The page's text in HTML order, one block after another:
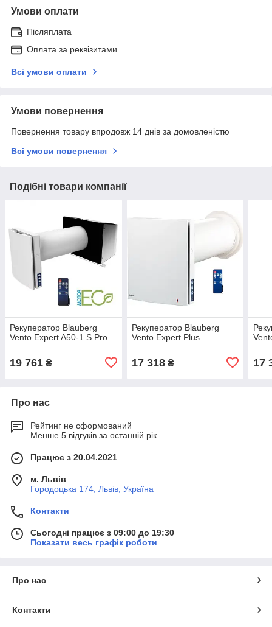
Умови оплати
Післяплата
Оплата за реквізитами
Всі умови оплати
Умови повернення
Повернення товару впродовж 14 днів за домовленістю
Всі умови повернення
Подібні товари компанії
Рекуператор Blauberg
Vento Expert A50-1 S Pro
19 761 ₴
Рекуператор Blauberg
Vento Expert Plus
17 318₴ 17
Про нас
Рейтинг не сформований
Менше 5 відгуків за останній рік
Працює з 20.04.2021
м. Львів
Городоцька 174, Львів, Україна
Контакти
Сьогодні працює з 09:00 до 19:30
Показати весь графік роботи
Про нас
Контакти